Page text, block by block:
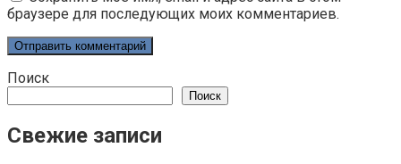
браузере для последующих моих комментариев.
Поиск
Поиск
Свежие записи